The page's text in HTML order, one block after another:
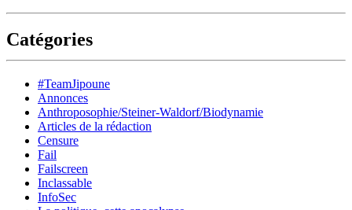
Catégories
#TeamJipoune
Annonces
Anthroposophie/Steiner-Waldorf/Biodynamie
Articles de la rédaction
Censure
Fail
Failscreen
Inclassable
InfoSec